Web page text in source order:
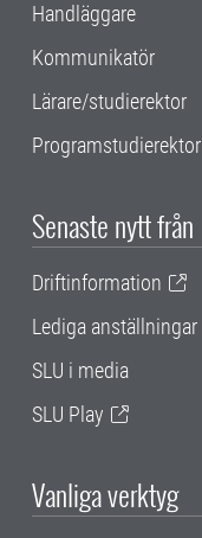
Handläggare
Kommunikatör
Lärare/studierektor
Programstudierektor
Senaste nytt från
Driftinformation
Lediga anställningar
SLU i media
SLU Play
Vanliga verktyg